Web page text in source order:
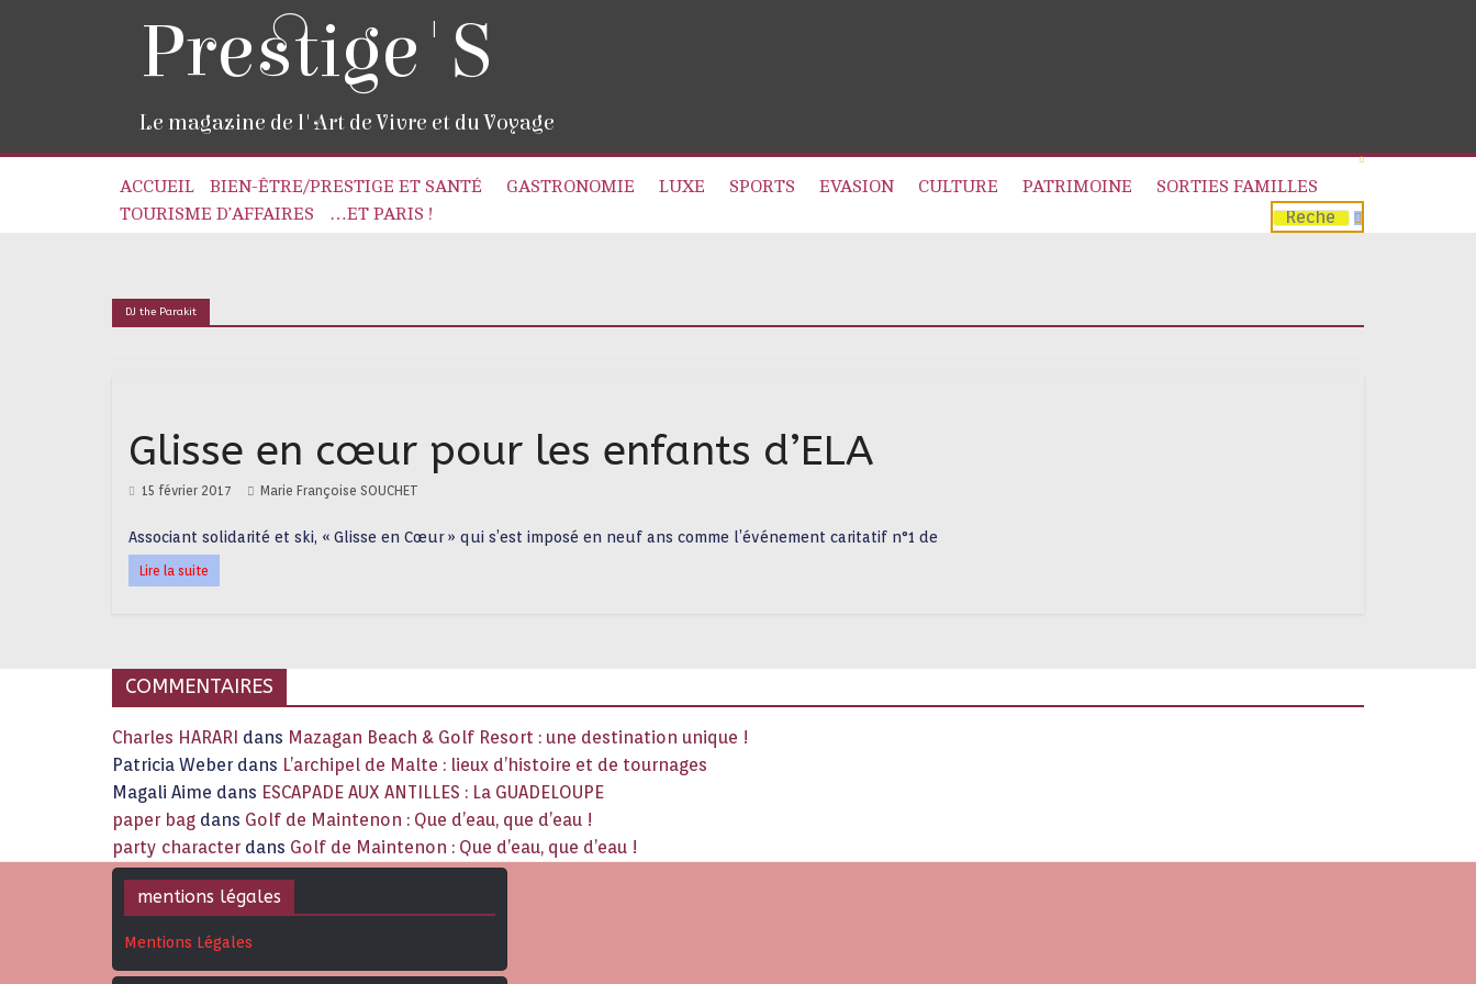
Prestige'S
Le magazine de l'Art de Vivre et du Voyage
ACCUEIL BIEN-ÊTRE/PRESTIGE ET SANTÉ GASTRONOMIE LUXE SPORTS EVASION CULTURE PATRIMOINE
SORTIES FAMILLES
TOURISME D’AFFAIRES
…ET PARIS !
DJ the Parakit
Glisse en cœur pour les enfants d’ELA
15 février 2017 Marie Françoise SOUCHET
Associant solidarité et ski, « Glisse en Cœur » qui s’est imposé en neuf ans comme l’événement caritatif n°1 de
Lire la suite
COMMENTAIRES
Charles HARARI dans Mazagan Beach & Golf Resort : une destination unique !
Patricia Weber dans L’archipel de Malte : lieux d’histoire et de tournages
Magali Aime dans ESCAPADE AUX ANTILLES : La GUADELOUPE
paper bag dans Golf de Maintenon : Que d’eau, que d’eau !
party character dans Golf de Maintenon : Que d’eau, que d’eau !
mentions légales
Mentions Légales